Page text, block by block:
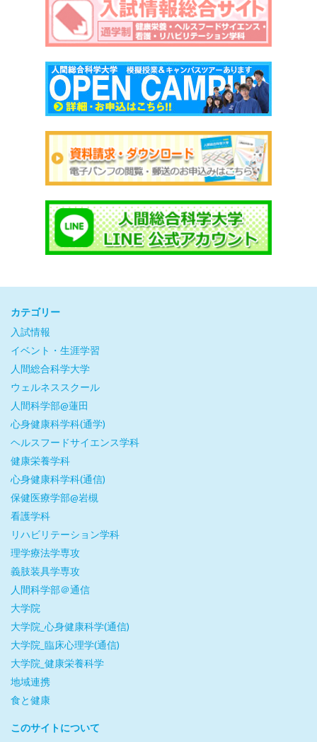
カテゴリー
入試情報
イベント・生涯学習
人間総合科学大学
ウェルネススクール
人間科学部@蓮田
心身健康科学科(通学)
ヘルスフードサイエンス学科
健康栄養学科
心身健康科学科(通信)
保健医療学部@岩槻
看護学科
リハビリテーション学科
理学療法学専攻
義肢装具学専攻
人間科学部＠通信
大学院
大学院_心身健康科学(通信)
大学院_臨床心理学(通信)
大学院_健康栄養科学
地域連携
食と健康
このサイトについて